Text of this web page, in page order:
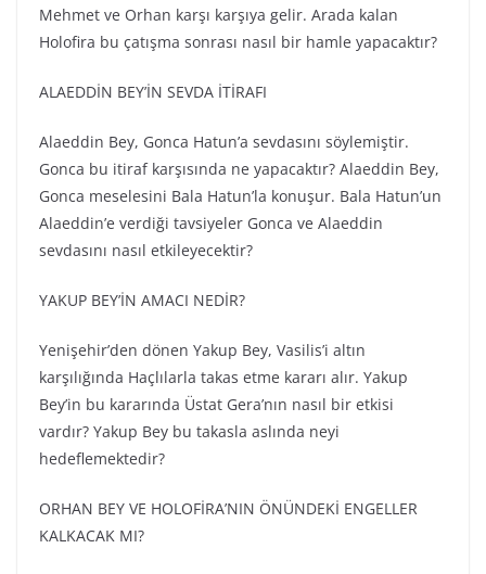
Mehmet ve Orhan karşı karşıya gelir. Arada kalan
Holofira bu çatışma sonrası nasıl bir hamle yapacaktır?
ALAEDDİN BEY’İN SEVDA İTİRAFI
Alaeddin Bey, Gonca Hatun’a sevdasını söylemiştir.
Gonca bu itiraf karşısında ne yapacaktır? Alaeddin Bey,
Gonca meselesini Bala Hatun’la konuşur. Bala Hatun’un
Alaeddin’e verdiği tavsiyeler Gonca ve Alaeddin
sevdasını nasıl etkileyecektir?
YAKUP BEY’İN AMACI NEDİR?
Yenişehir’den dönen Yakup Bey, Vasilis’i altın
karşılığında Haçlılarla takas etme kararı alır. Yakup
Bey’in bu kararında Üstat Gera’nın nasıl bir etkisi
vardır? Yakup Bey bu takasla aslında neyi
hedeflemektedir?
ORHAN BEY VE HOLOFİRA’NIN ÖNÜNDEKİ ENGELLER
KALKACAK MI?